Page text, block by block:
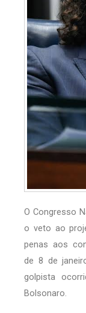
O Congresso
o veto ao
penas aos
de 8 de
golpista
Bolsonaro.